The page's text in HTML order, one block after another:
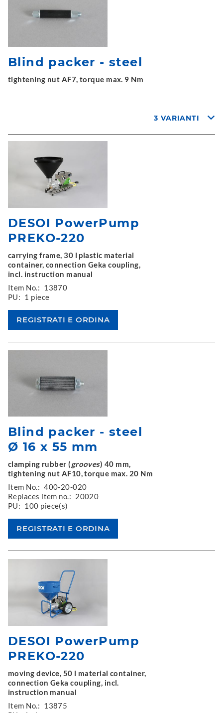
Blind packer - steel
tightening nut AF7, torque max. 9 Nm
3 VARIANTI
DESOI PowerPump
PREKO-220
carrying frame, 30 l plastic material
container, connection Geka coupling,
incl. instruction manual
Item No.: 13870
PU: 1 piece
Blind packer - steel
Ø 16 x 55 mm
clamping rubber (grooves) 40 mm,
tightening nut AF10, torque max. 20 Nm
Item No.: 400-20-020
Replaces item no.: 20020
PU: 100 piece(s)
DESOI PowerPump
PREKO-220
moving device, 50 l material container,
connection Geka coupling, incl.
instruction manual
Item No.: 13875